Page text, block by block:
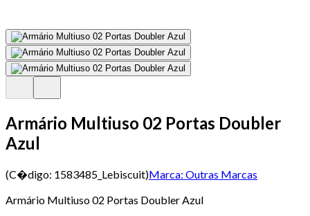
Armário Multiuso 02 Portas Doubler
Azul
(C�digo: 1583485_Lebiscuit)Marca: Outras Marcas
Armário Multiuso 02 Portas Doubler Azul